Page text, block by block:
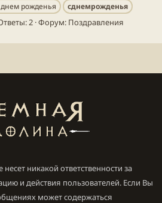
днем рожденья
сднемрожденья
2 Форум: Поздравления
никакой ответственности за
и действия пользователей. Если Вы
может содержаться